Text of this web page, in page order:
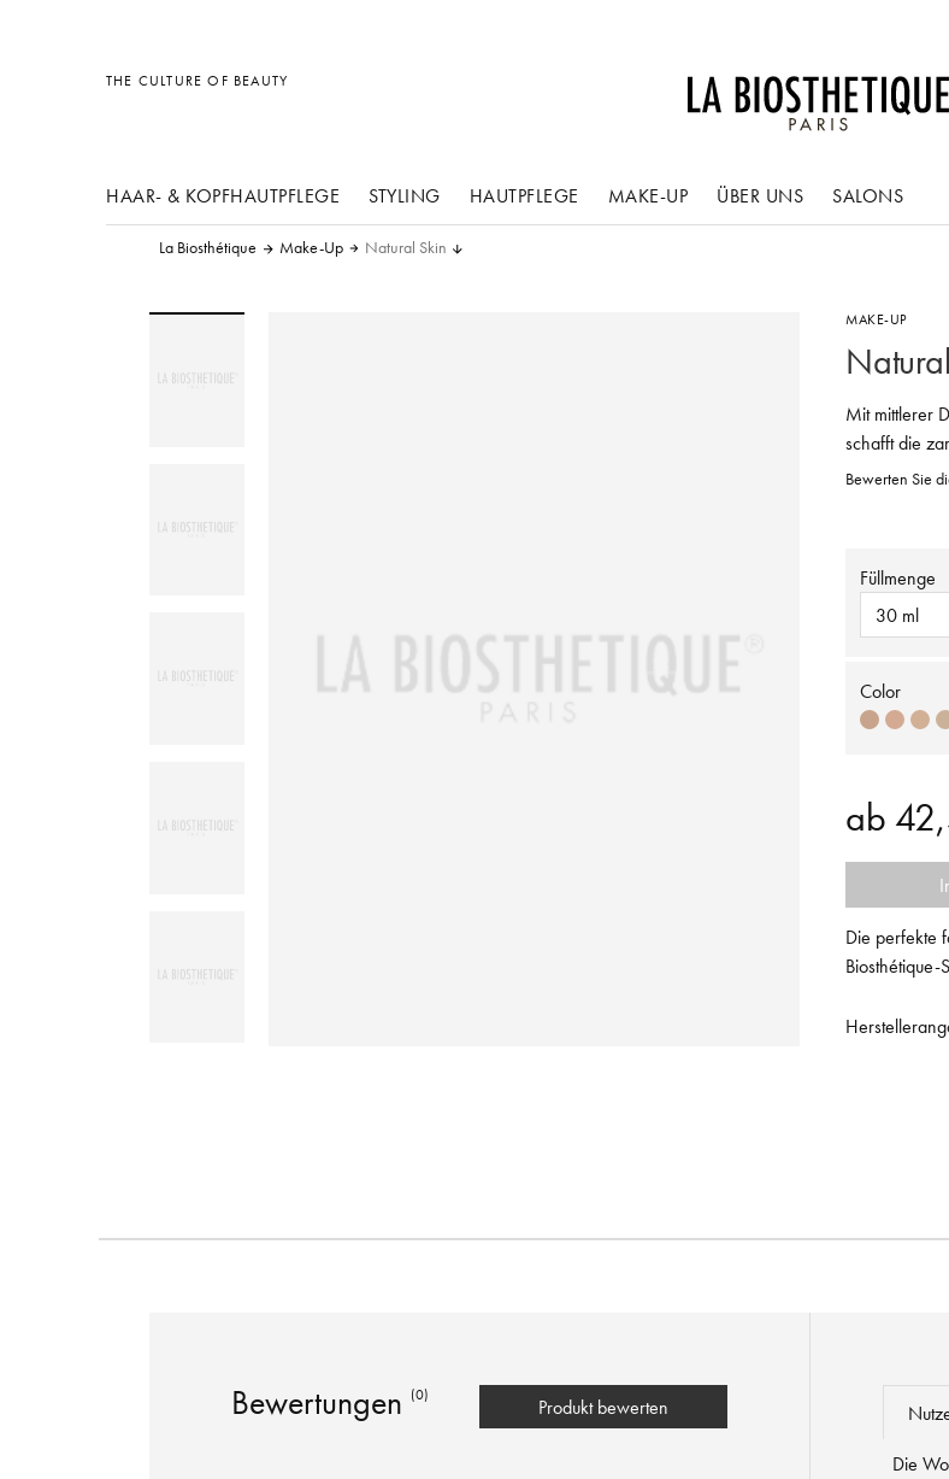
THE CULTURE OF BEAUTY
HAAR- & KOPFHAUTPFLEGE STYLING
Sonstiges
HAUTPFLEGE MAKE-UP ÜBER UNS SALONS
La Biosthétique Make-Up Natural Skin
MAKE-UP
Mit mittlerer
schafft die
Bewerten Sie
Füllmenge
30 ml
Color
ab
Die perfekte
Biosthétique-
Bewertungen (0)
Produkt bewerten
Die